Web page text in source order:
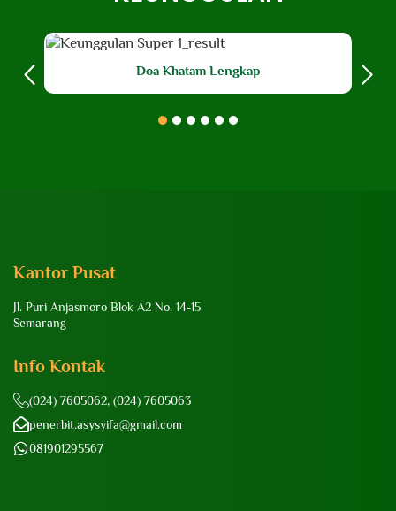
Doa Khatam Lengkap
Kantor Pusat
Jl. Puri Anjasmoro Blok A2 No. 14-15
Semarang
Info Kontak
(024) 7605062, (024) 7605063
penerbit.asysyifa@gmail.com
081901295567